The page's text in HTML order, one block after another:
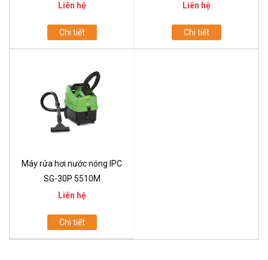
Liên hệ
Chi tiết
Liên hệ
Chi tiết
Máy rửa hơi nước nóng IPC
SG-30P 5510M
Liên hệ
Chi tiết